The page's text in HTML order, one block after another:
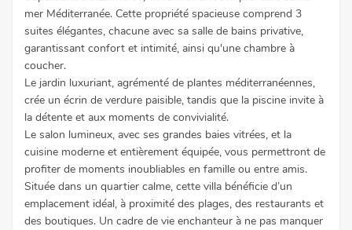
mer Méditerranée. Cette propriété spacieuse comprend 3
suites élégantes, chacune avec sa salle de bains privative,
garantissant confort et intimité, ainsi qu'une chambre à
coucher.
Le jardin luxuriant, agrémenté de plantes méditerranéennes,
crée un écrin de verdure paisible, tandis que la piscine invite à
la détente et aux moments de convivialité.
Le salon lumineux, avec ses grandes baies vitrées, et la
cuisine moderne et entièrement équipée, vous permettront de
profiter de moments inoubliables en famille ou entre amis.
Située dans un quartier calme, cette villa bénéficie d’un
emplacement idéal, à proximité des plages, des restaurants et
des boutiques. Un cadre de vie enchanteur à ne pas manquer